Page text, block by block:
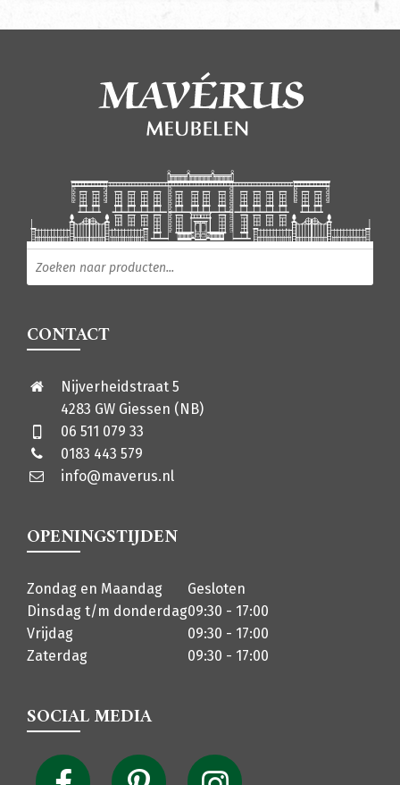
CONTACT
Nijverheidstraat 5
4283 GW Giessen (NB)
06 511 079 33
0183 443 579
info@maverus.nl
OPENINGSTIJDEN
Zondag en Maandag
Gesloten
Dinsdag t/m donderdag09:30 - 17:00
Vrijdag
09:30 - 17:00
Zaterdag
09:30 - 17:00
SOCIAL MEDIA